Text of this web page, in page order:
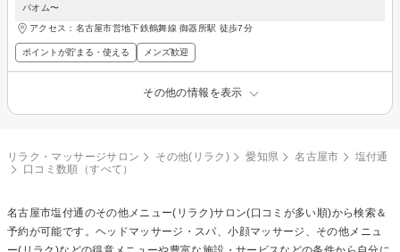
パオム〜
アクセス：名古屋市営地下鉄鶴舞線 御器所駅 徒歩7分
ポイントが貯まる・使える メンズ歓迎
その他の情報を表示
リラク・マッサージサロン その他(リラク) 愛知県 名古屋市
塩付通
口コミ数順（すべて）
名古屋市塩付通のその他メニュー(リラク)サロン(口コミが多い順)から検索＆
予約が可能です。ヘッドマッサージ・スパ、小顔マッサージ、その他メニュ